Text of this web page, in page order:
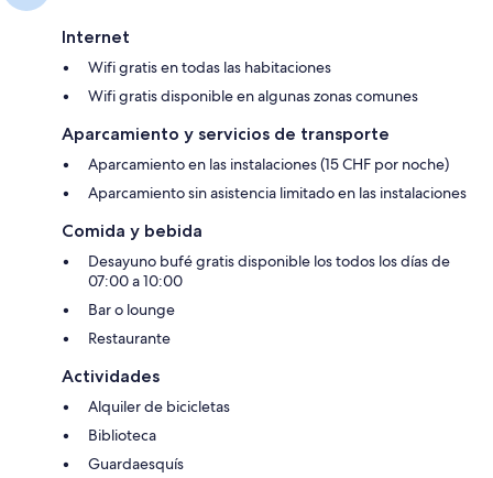
Internet
Wifi gratis en todas las habitaciones
Wifi gratis disponible en algunas zonas comunes
Aparcamiento y servicios de transporte
Aparcamiento en las instalaciones (15 CHF por noche)
Aparcamiento sin asistencia limitado en las instalaciones
Comida y bebida
Desayuno bufé gratis disponible los todos los días de
07:00 a 10:00
Bar o lounge
Restaurante
Actividades
Alquiler de bicicletas
Biblioteca
Guardaesquís